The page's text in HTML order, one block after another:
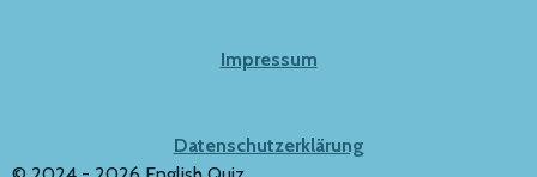
Impressum
Datenschutzerklärung